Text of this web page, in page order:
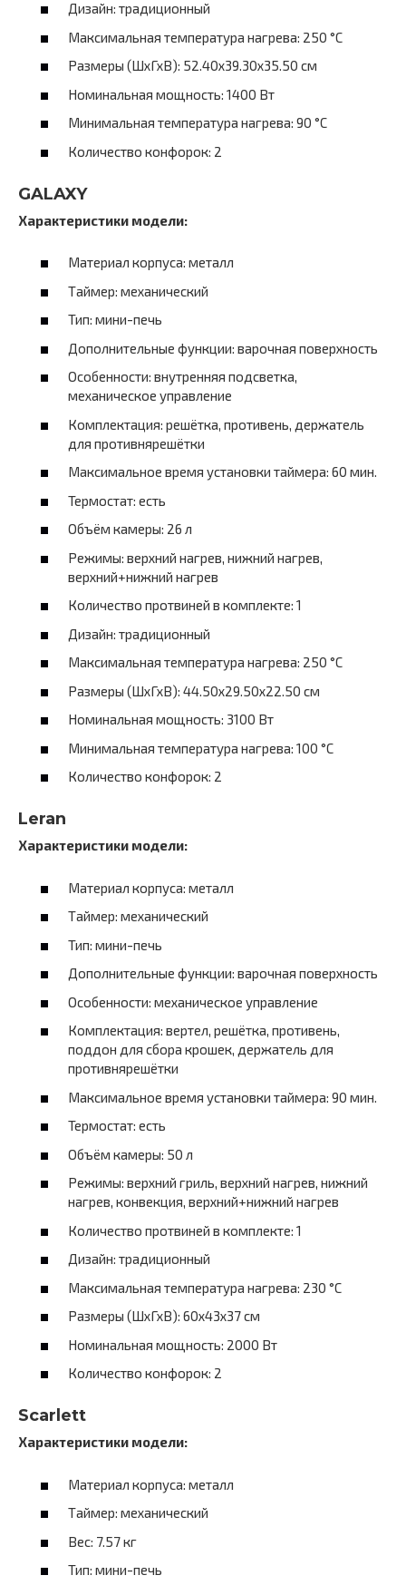
Дизайн: традиционный
Максимальная температура нагрева: 250 °C
Размеры (ШхГхВ): 52.40х39.30х35.50 см
Номинальная мощность: 1400 Вт
Минимальная температура нагрева: 90 °C
Количество конфорок: 2
GALAXY
Характеристики модели:
Материал корпуса: металл
Таймер: механический
Тип: мини-печь
Дополнительные функции: варочная поверхность
Особенности: внутренняя подсветка,
механическое управление
Комплектация: решётка, противень, держатель
для противнярешётки
Максимальное время установки таймера: 60 мин.
Термостат: есть
Объём камеры: 26 л
Режимы: верхний нагрев, нижний нагрев,
верхний+нижний нагрев
Количество протвиней в комплекте: 1
Дизайн: традиционный
Максимальная температура нагрева: 250 °C
Размеры (ШхГхВ): 44.50х29.50х22.50 см
Номинальная мощность: 3100 Вт
Минимальная температура нагрева: 100 °C
Количество конфорок: 2
Leran
Характеристики модели:
Материал корпуса: металл
Таймер: механический
Тип: мини-печь
Дополнительные функции: варочная поверхность
Особенности: механическое управление
Комплектация: вертел, решётка, противень,
поддон для сбора крошек, держатель для
противнярешётки
Максимальное время установки таймера: 90 мин.
Термостат: есть
Объём камеры: 50 л
Режимы: верхний гриль, верхний нагрев, нижний
нагрев, конвекция, верхний+нижний нагрев
Количество протвиней в комплекте: 1
Дизайн: традиционный
Максимальная температура нагрева: 230 °C
Размеры (ШхГхВ): 60х43х37 см
Номинальная мощность: 2000 Вт
Количество конфорок: 2
Scarlett
Характеристики модели:
Материал корпуса: металл
Таймер: механический
Вес: 7.57 кг
Тип: мини-печь